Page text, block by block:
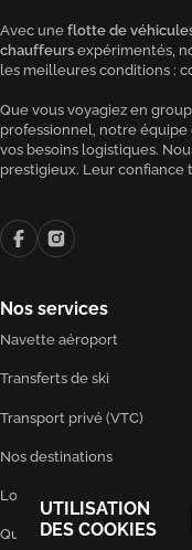
UTILISATION
DES COOKIES
Avec uneflotte de
chauffeursexpérimentés,
les meilleures conditions :
Que vous voyagiez en
professionnel, notre
vos besoins logistiques.
prestigieux. Leur confiance
Nos services
Navette aéroport
Transferts de ski
Transport privé (VTC)
Nos destinations
Location voiture de luxe
Qui sommes-nous ?